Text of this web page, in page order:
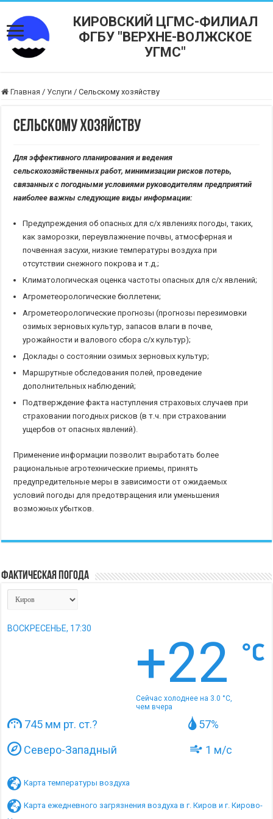
КИРОВСКИЙ ЦГМС-ФИЛИАЛ
ФГБУ "ВЕРХНЕ-ВОЛЖСКОЕ
УГМС"
Главная / Услуги / Сельскому хозяйству
Сельскому хозяйству
Для эффективного планирования и ведения
сельскохозяйственных работ, минимизации рисков потерь,
связанных с погодными условиями руководителям предприятий
наиболее важны следующие виды информации:
Предупреждения об опасных для с/х явлениях погоды, таких,
как заморозки, переувлажнение почвы, атмосферная и
почвенная засухи, низкие температуры воздуха при
отсутствии снежного покрова и т.д.;
Климатологическая оценка частоты опасных для с/х явлений;
Агрометеорологические бюллетени;
Агрометеорологические прогнозы (прогнозы перезимовки
озимых зерновых культур, запасов влаги в почве,
урожайности и валового сбора с/х культур);
Доклады о состоянии озимых зерновых культур;
Маршрутные обследования полей, проведение
дополнительных наблюдений;
Подтверждение факта наступления страховых случаев при
страховании погодных рисков (в т.ч. при страховании
ущербов от опасных явлений).
Применение информации позволит выработать более
рациональные агротехнические приемы, принять
предупредительные меры в зависимости от ожидаемых
условий погоды для предотвращения или уменьшения
возможных убытков.
Фактическая погода
ВОСКРЕСЕНЬЕ, 17:30
+22
Сейчас холоднее на 3.0 °C,
чем вчера
745 мм рт. ст.?
57%
Северо-Западный
1 м/с
Карта температуры воздуха
Карта ежедневного загрязнения воздуха в г. Киров и г. Кирово-